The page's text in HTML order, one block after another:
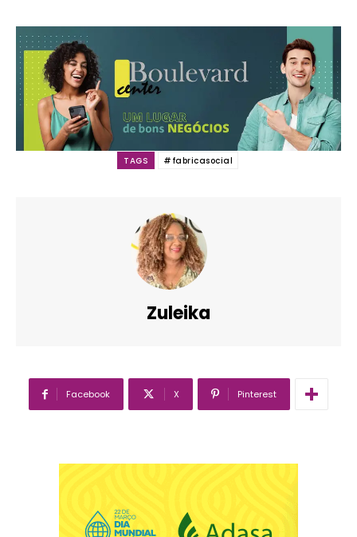
TAGS #fabricasocial
Zuleika
Facebook X Pinterest